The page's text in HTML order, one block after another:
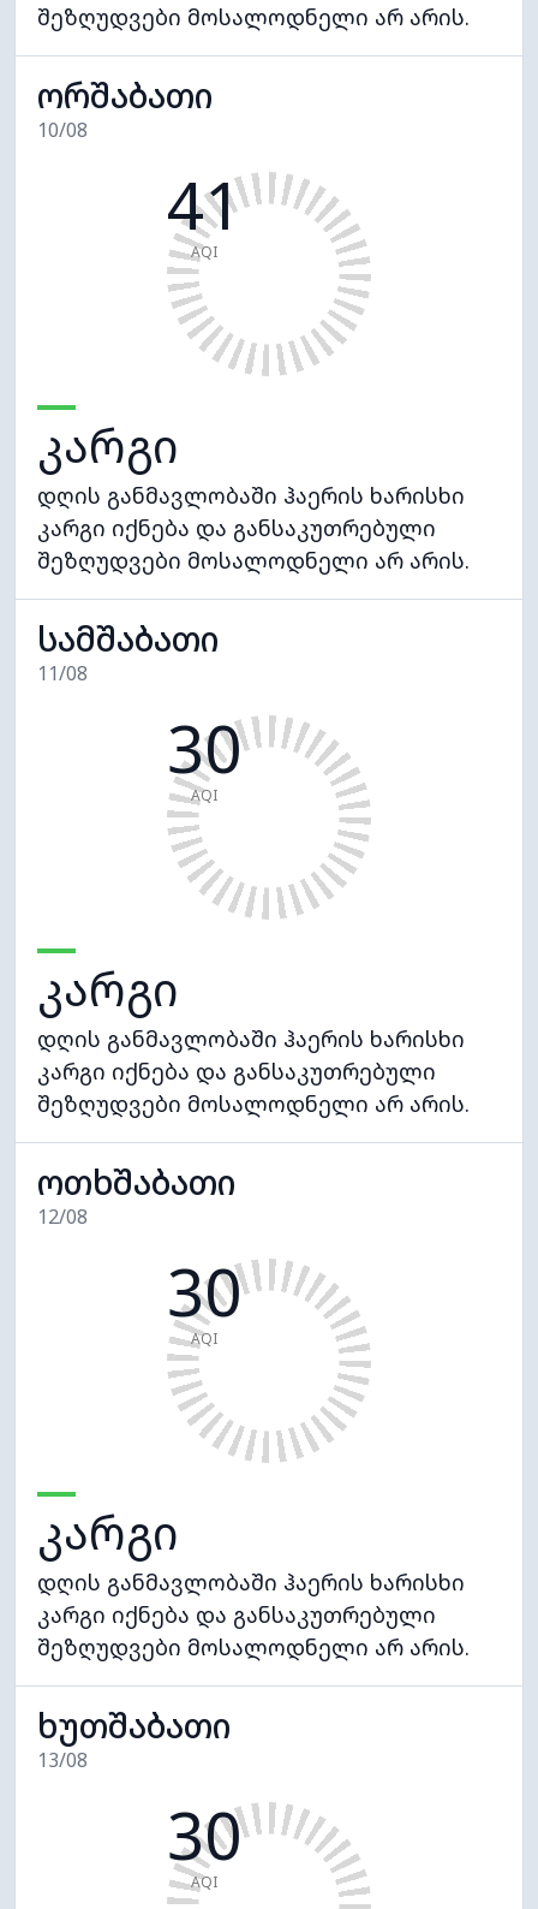
შეზღუდვები მოსალოდნელი არ არის.
ორშაბათი
10/08
41
AQI
კარგი
დღის განმავლობაში ჰაერის ხარისხი
კარგი იქნება და განსაკუთრებული
შეზღუდვები მოსალოდნელი არ არის.
სამშაბათი
11/08
30
AQI
კარგი
დღის განმავლობაში ჰაერის ხარისხი
კარგი იქნება და განსაკუთრებული
შეზღუდვები მოსალოდნელი არ არის.
ოთხშაბათი
12/08
30
AQI
კარგი
დღის განმავლობაში ჰაერის ხარისხი
კარგი იქნება და განსაკუთრებული
შეზღუდვები მოსალოდნელი არ არის.
ხუთშაბათი
13/08
30
AQI